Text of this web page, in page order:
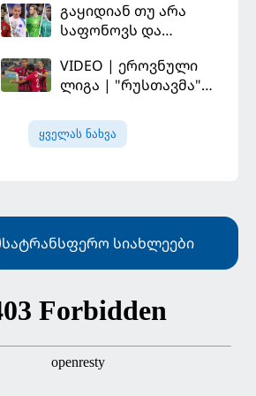
შანსის
გამოსაყენებლად
სჭირდება,
რომელსაც 100%-ით
"ლივერპულის"
ყოფილმა მეკარემ
გაყიდიან თუ არა
საფონოვს და
იქნება პსჟ-ს
ძირითადი მეკარე?
VIDEO | ეროვნული
ლიგა | "რუსთავმა"
დამსახურებულად
მოიგო, "ტორპედომ"
ყველას ნახვა
სატრანსფერო სიახლეები